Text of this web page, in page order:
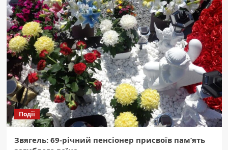
Події
Звягель: 69-річний пенсіонер присвоїв пам’ять